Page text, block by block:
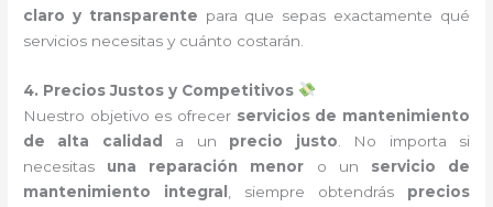
claro y transparente para que sepas exactamente qué
servicios necesitas y cuánto costarán.
4. Precios Justos y Competitivos
Nuestro objetivo es ofrecer servicios de mantenimiento
de alta calidad a un precio justo . No importa si
necesitas una reparación menor o un servicio de
mantenimiento integral , siempre obtendrás precios